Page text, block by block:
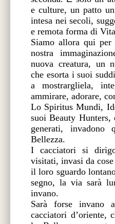
e culture, un patto
intesa nei secoli,
e remota forma di
Siamo allora qui
nostra
nuova creatura, un
che esorta i suoi
a mostrargliela,
ammirare, adorare,
Lo Spiritus Mundi,
suoi Beauty Hunters,
generati, invadono
Bellezza.
I cacciatori si
visitati, invasi da
il loro sguardo
segno, la via sarà
invano.
Sarà forse invano
cacciatori d’oriente,